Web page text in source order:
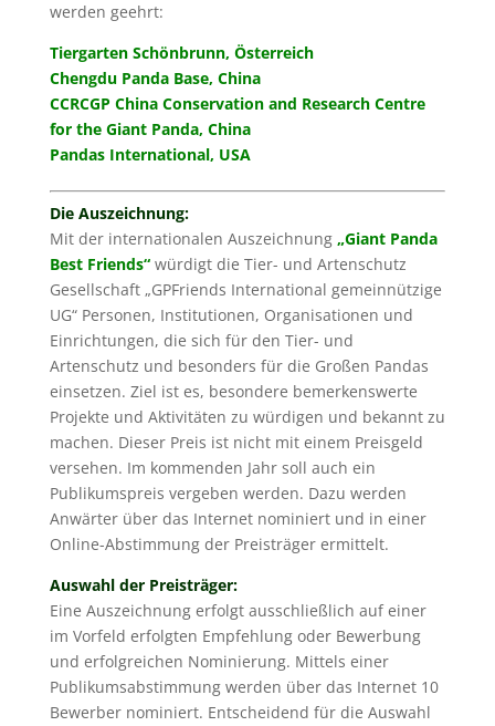
werden geehrt:
Tiergarten Schönbrunn, Österreich
Chengdu Panda Base, China
CCRCGP China Conservation and Research Centre
for the Giant Panda, China
Pandas International, USA
Die Auszeichnung:
Mit der internationalen Auszeichnung „Giant Panda
Best Friends“würdigt die Tier- und Artenschutz
Gesellschaft „GPFriends International gemeinnützige
UG“ Personen, Institutionen, Organisationen und
Einrichtungen, die sich für den Tier- und
Artenschutz und besonders für die Großen Pandas
einsetzen. Ziel ist es, besondere bemerkenswerte
Projekte und Aktivitäten zu würdigen und bekannt zu
machen. Dieser Preis ist nicht mit einem Preisgeld
versehen. Im kommenden Jahr soll auch ein
Publikumspreis vergeben werden. Dazu werden
Anwärter über das Internet nominiert und in einer
Online-Abstimmung der Preisträger ermittelt.
Auswahl der Preisträger:
Eine Auszeichnung erfolgt ausschließlich auf einer
im Vorfeld erfolgten Empfehlung oder Bewerbung
und erfolgreichen Nominierung. Mittels einer
Publikumsabstimmung werden über das Internet 10
Bewerber nominiert. Entscheidend für die Auswahl